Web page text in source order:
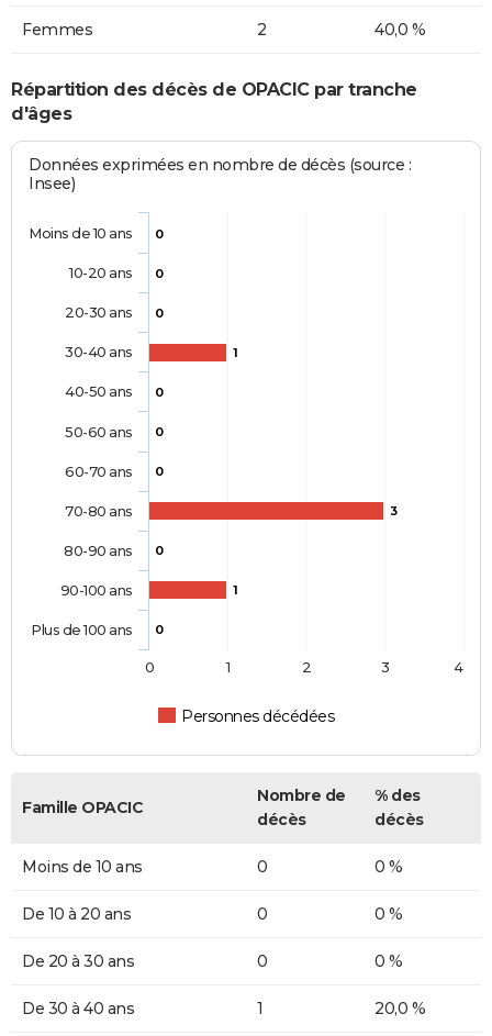
Femmes 2 40,0 %
Répartition des décès de OPACIC par tranche
d'âges
Données exprimées en nombre de décès (source :
Insee)
0
0
0
1
0
0
0
3
0
1
0
Personnes décédées
Moins de 10 ans
10-20 ans
20-30 ans
30-40 ans
40-50 ans
50-60 ans
60-70 ans
70-80 ans
80-90 ans
90-100 ans
Plus de 100 ans
0 1 2 3 4
Famille OPACIC
Nombre de
décès
% des
décès
Moins de 10 ans 0 0 %
De 10 à 20 ans 0 0 %
De 20 à 30 ans 0 0 %
De 30 à 40 ans 1 20,0 %